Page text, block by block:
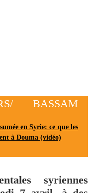
BASSAM
en Syrie: ce que les
à Douma (vidéo)
syriennes